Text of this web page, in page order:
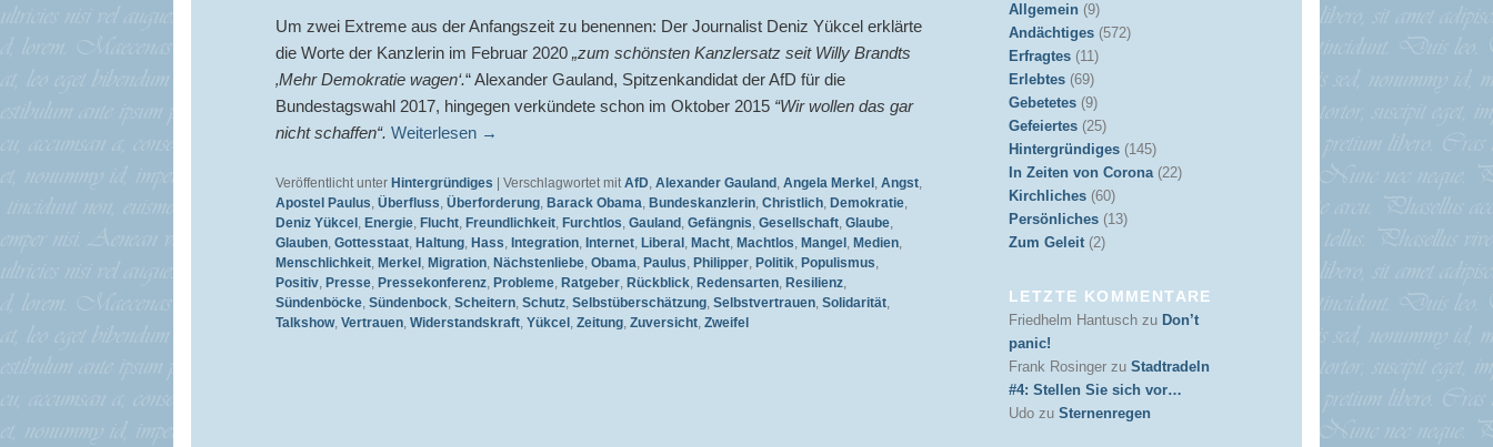
Um zwei Extreme aus der Anfangszeit zu benennen: Der Journalist Deniz Yükcel erklärte
die Worte der Kanzlerin im Februar 2020 „zum schönsten Kanzlersatz seit Willy Brandts
‚Mehr Demokratie wagen‘.“ Alexander Gauland, Spitzenkandidat der AfD für die
Bundestagswahl 2017, hingegen verkündete schon im Oktober 2015 “Wir wollen das gar
nicht schaffen“. Weiterlesen →
Veröffentlicht unter Hintergründiges Verschlagwortet mit AfD, Alexander Gauland , Angela Merkel , Angst,
Apostel Paulus, Überfluss, Überforderung, Barack Obama, Bundeskanzlerin, Christlich, Demokratie,
Deniz Yükcel , Energie, Flucht, Freundlichkeit, Furchtlos, Gauland , Gefängnis, Gesellschaft, Glaube,
Glauben, Gottesstaat, Haltung, Hass, Integration, Internet, Liberal , Macht, Machtlos, Mangel , Medien,
Menschlichkeit, Merkel , Migration, Nächstenliebe, Obama, Paulus, Philipper, Politik, Populismus,
Positiv, Presse, Pressekonferenz, Probleme, Ratgeber, Rückblick, Redensarten, Resilienz,
Sündenböcke, Sündenbock, Scheitern, Schutz, Selbstüberschätzung, Selbstvertrauen, Solidarität,
Talkshow, Vertrauen, Widerstandskraft, Yükcel , Zeitung, Zuversicht, Zweifel
Allgemein (9)
Andächtiges (572)
Erfragtes (11)
Erlebtes (69)
Gebetetes (9)
Gefeiertes (25)
Hintergründiges (145)
In Zeiten von Corona(22)
Kirchliches (60)
Persönliches (13)
Zum Geleit (2)
LETZTE KOMMENTARE
Friedhelm Hantusch zu Don’t
panic!
Frank Rosinger zu Stadtradeln
#4: Stellen Sie sich vor…
Udo zu Sternenregen